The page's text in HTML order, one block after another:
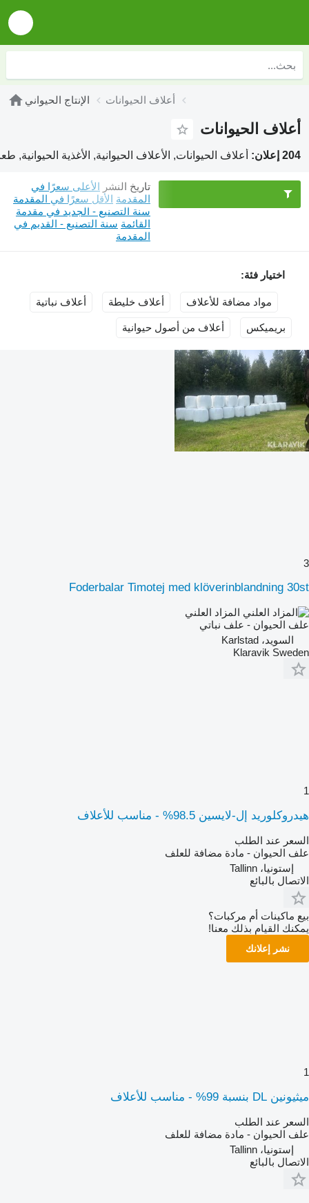
الإنتاج الحيواني أعلاف الحيوانات
أعلاف الحيوانات
204 إعلان: أعلاف الحيوانات, الأعلاف الحيوانية, الأغذية الحيوانية,
تاريخ النشر الأعلى سعرًا في
المقدمة الأقل سعرًا في المقدمة
سنة التصنيع - الجديد في مقدمة
القائمة سنة التصنيع - القديم في
المقدمة
اختيار فئة:
مواد مضافة للأعلاف أعلاف خليطة أعلاف نباتية
بريميكس أعلاف من أصول حيوانية
3
Foderbalar Timotej med klöverinblandning 30st
المزاد العلني
علف الحيوان - علف نباتي
السويد، Karlstad
Klaravik Sweden
1
هيدروكلوريد إل-لايسين 98.5% - مناسب للأعلاف
السعر عند الطلب
علف الحيوان - مادة مضافة للعلف
إستونيا، Tallinn
الاتصال بالبائع
بيع ماكينات أم مركبات؟
يمكنك القيام بذلك معنا!
نشر إعلانك
1
ميثيونين DL بنسبة 99% - مناسب للأعلاف
السعر عند الطلب
علف الحيوان - مادة مضافة للعلف
إستونيا، Tallinn
الاتصال بالبائع